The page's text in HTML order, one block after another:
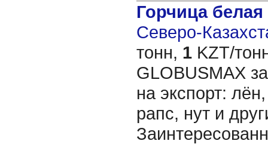
Горчица белая
Северо-
тонн, 1 KZT/
GLOBUSMAX
на экспорт:
рапс, нут и